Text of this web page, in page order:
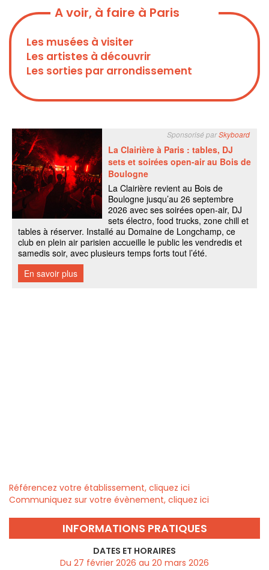
A voir, à faire à Paris
Les musées à visiter
Les artistes à découvrir
Les sorties par arrondissement
Référencez votre établissement, cliquez ici
Communiquez sur votre évènement, cliquez ici
INFORMATIONS PRATIQUES
DATES ET HORAIRES
Du 27 février 2026 au 20 mars 2026